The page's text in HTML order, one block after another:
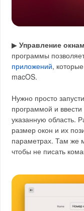
▶Управление
программы
приложений,
macOS.
Нужно просто
программой и
указанную область.
размер окон и их
параметрах. Там же
чтобы не писать